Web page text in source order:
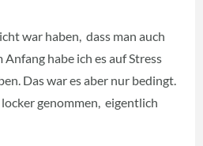
war haben, dass man auch
habe ich es auf Stress
Das war es aber nur bedingt.
genommen, eigentlich